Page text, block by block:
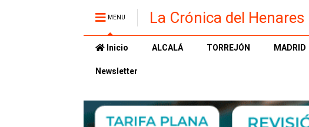
MENU La Crónica del Henares
Inicio ALCALÁ TORREJÓN MADRID
Newsletter